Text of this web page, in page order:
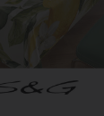
AL